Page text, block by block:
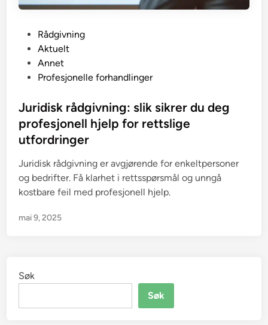
d
i
n
Rådgivning
Aktuelt
Annet
Profesjonelle forhandlinger
Juridisk rådgivning: slik sikrer du deg
profesjonell hjelp for rettslige
utfordringer
Juridisk rådgivning er avgjørende for enkeltpersoner
og bedrifter. Få klarhet i rettsspørsmål og unngå
kostbare feil med profesjonell hjelp.
mai 9, 2025
Søk
Søk